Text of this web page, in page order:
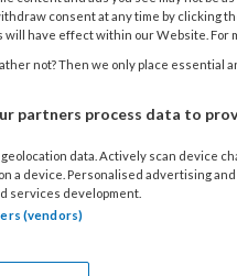
prestatiecodes.
codes beëindigd.
consent at any time by clicking
will have effect within our Website. For
not? Then we only place essential
partners process data to
data. Actively scan device
a device. Personalised advertising
services development.
(vendors)